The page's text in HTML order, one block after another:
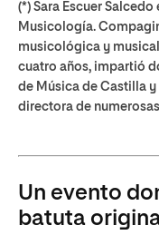
(*) Sara Escuer
Musicología.
musicológica y
cuatro años, impartió
de Música de Castilla y
directora de
Un evento
batuta